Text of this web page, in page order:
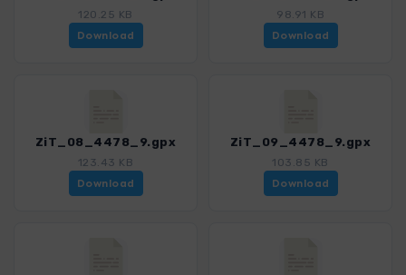
120.25 KB
Download
98.91 KB
Download
ZiT_08_4478_9.gpx
123.43 KB
Download
ZiT_09_4478_9.gpx
103.85 KB
Download